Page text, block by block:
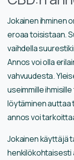
Jokainen ihminen
eroaa toisistaan.
vaihdella
Annos voi olla
vahvuudesta.
useimmille
löytäminen auttaa
annos voi
Jokainen käyttäjä
henkilökohtaisesti